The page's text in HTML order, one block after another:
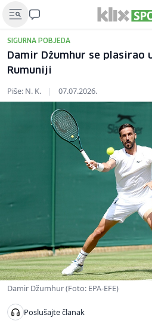
SIGURNA POBJEDA
Damir Džumhur se
Rumuniji
Piše: N. K. | 07.07.2026.
Damir Džumhur (Foto: EPA-EFE)
Poslušajte članak